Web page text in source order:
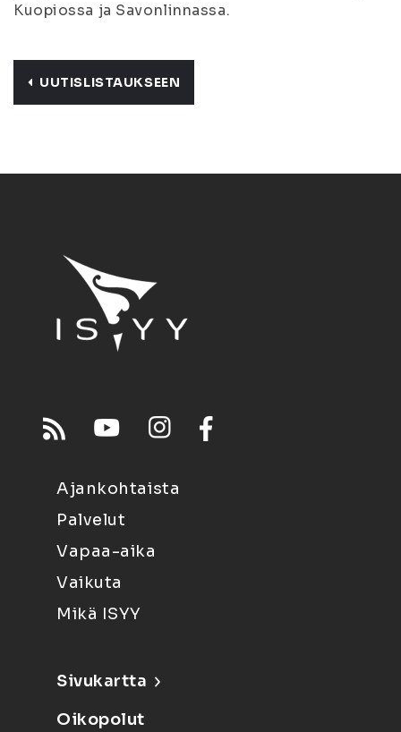
Kuopiossa ja Savonlinnassa.
UUTISLISTAUKSEEN
Ajankohtaista
Palvelut
Vapaa-aika
Vaikuta
Mikä ISYY
Sivukartta
Oikopolut